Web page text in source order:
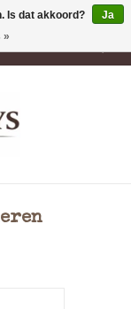
Is dat akkoord?
Ja
»